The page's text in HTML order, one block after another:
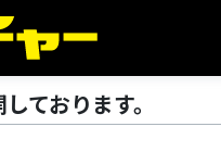
ております。